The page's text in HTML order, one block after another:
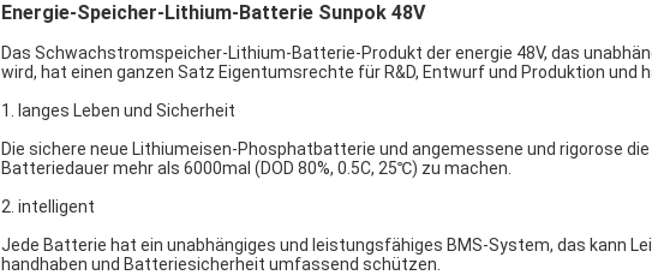
Energie-Speicher-Lithium-Batterie Sunpok 48V
Das Schwachstromspeicher-Lithium-Batterie-Produkt der energie 48V, das
wird, hat einen ganzen Satz Eigentumsrechte für R&D, Entwurf und Produktion und
1. langes Leben und Sicherheit
Die sichere neue Lithiumeisen-Phosphatbatterie und angemessene und rigorose
Batteriedauer mehr als 6000mal (DOD 80%, 0.5C, 25℃) zu machen.
2. intelligent
Jede Batterie hat ein unabhängiges und leistungsfähiges BMS-System, das kann
handhaben und Batteriesicherheit umfassend schützen.